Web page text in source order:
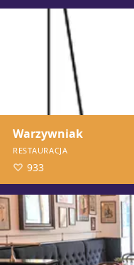
Warzywniak
RESTAURACJA
933